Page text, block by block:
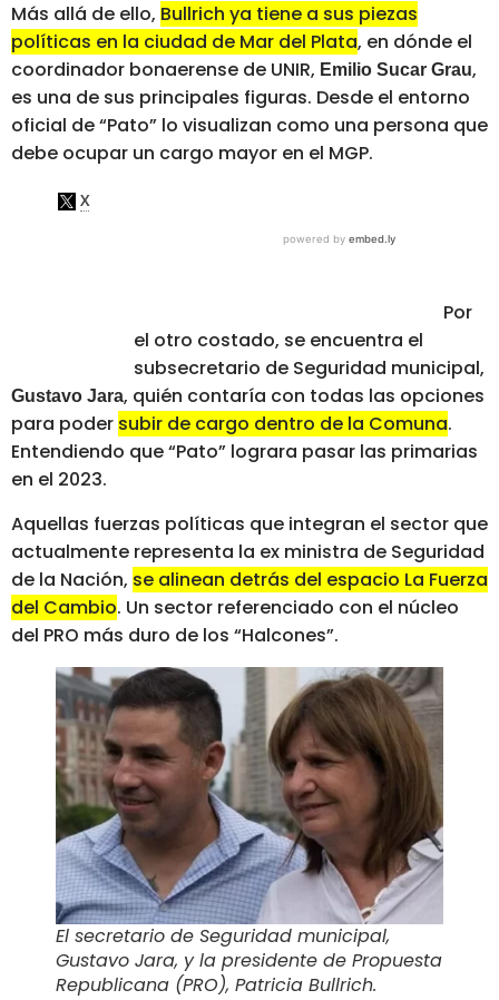
Más allá de ello, Bullrich ya tiene a sus piezas
políticas en la ciudad de Mar del Plata, en dónde el
coordinador bonaerense de UNIR, Emilio Sucar Grau,
es una de sus principales figuras. Desde el entorno
oficial de “Pato” lo visualizan como una persona que
debe ocupar un cargo mayor en el MGP.
Por
el otro costado, se encuentra el
subsecretario de Seguridad municipal,
Gustavo Jara, quién contaría con todas las opciones
para poder subir de cargo dentro de la Comuna.
Entendiendo que “Pato” lograra pasar las primarias
en el 2023.
Aquellas fuerzas políticas que integran el sector que
actualmente representa la ex ministra de Seguridad
de la Nación, se alinean detrás del espacio La Fuerza
del Cambio. Un sector referenciado con el núcleo
del PRO más duro de los “Halcones”.
El secretario de Seguridad municipal,
Gustavo Jara, y la presidente de Propuesta
Republicana (PRO), Patricia Bullrich.